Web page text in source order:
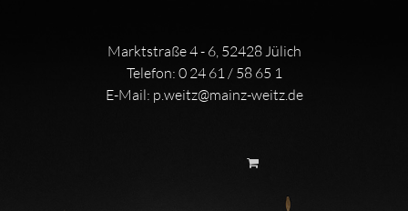
Marktstraße 4 - 6, 52428 Jülich
Telefon: 0 24 61 / 58 65 1
E-Mail: p.weitz@mainz-weitz.de